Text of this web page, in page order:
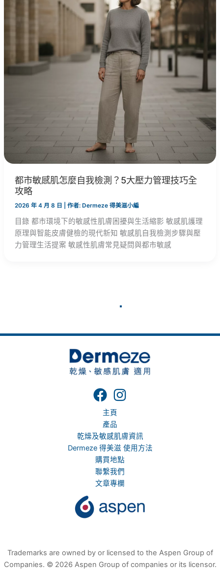
都市敏感肌怎麼自我檢測？5大壓力管理技巧全
攻略
2026 年 4 月 8 日 | 作者: Dermeze 得美滋小編
目錄 都市環境下的敏感性肌膚困擾與生活縮影 敏感肌護理
原理與智能皮膚健檢的現代新知 敏感肌自我檢測步驟與壓
力管理生活提案 敏感性肌膚常見疑問與都市敏感
主頁
產品
乾燥及敏感肌膚資訊
Dermeze 得美滋 使用方法
購買地點
聯繫我們
文章專欄
Trademarks are owned by or licensed to the Aspen Group of
Companies. © 2026 Aspen Group of companies or its licensor.